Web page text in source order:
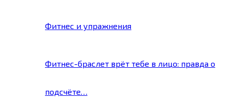
Фитнес и упражнения
Фитнес-браслет врёт тебе в лицо: правда о
подсчёте…